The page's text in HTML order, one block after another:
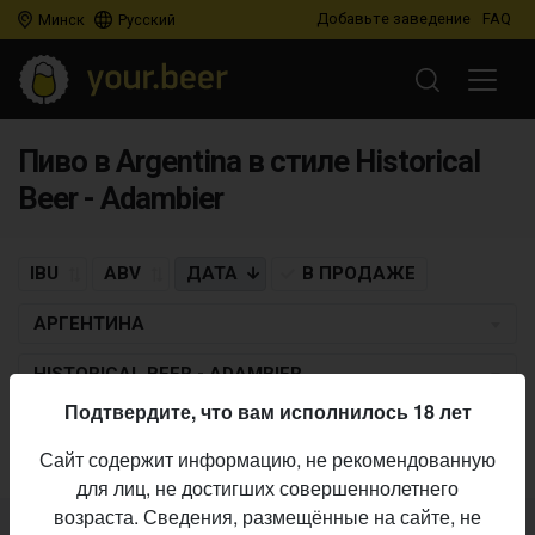
Минск Русский Добавьте заведение FAQ
Пиво в Argentina в стиле Historical
Beer - Adambier
IBU ABV ДАТА В ПРОДАЖЕ
АРГЕНТИНА
HISTORICAL BEER - ADAMBIER
Пиво по заданным критериям не найдено
Подтвердите, что вам исполнилось 18 лет
Сайт содержит информацию, не рекомендованную
для лиц, не достигших совершеннолетнего
возраста. Сведения, размещённые на сайте, не